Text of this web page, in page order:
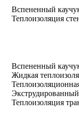
Вспененный
Теплоизоляция
Вспененный
Жидкая
Теплоизоляция